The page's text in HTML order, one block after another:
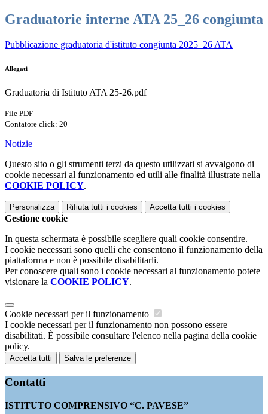
Graduatorie interne ATA 25_26 congiunta
Pubblicazione graduatoria d'istituto congiunta 2025_26 ATA
Allegati
Graduatoria di Istituto ATA 25-26.pdf
File PDF
Contatore click: 20
Notizie
Questo sito o gli strumenti terzi da questo utilizzati si avvalgono di
cookie necessari al funzionamento ed utili alle finalità illustrate nella
COOKIE POLICY.
Personalizza Rifiuta tutti i cookies Accetta tutti i cookies
Gestione cookie
In questa schermata è possibile scegliere quali cookie consentire.
I cookie necessari sono quelli che consentono il funzionamento della
piattaforma e non è possibile disabilitarli.
Per conoscere quali sono i cookie necessari al funzionamento potete
visionare la COOKIE POLICY.
Cookie necessari per il funzionamento
I cookie necessari per il funzionamento non possono essere
disabilitati. È possibile consultare l'elenco nella pagina della cookie
policy.
Accetta tutti Salva le preferenze
Contatti
ISTITUTO COMPRENSIVO “C. PAVESE”